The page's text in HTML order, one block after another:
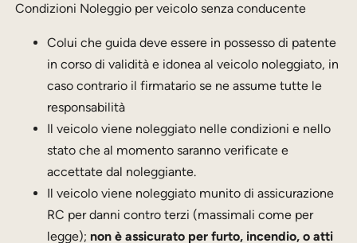
Condizioni Noleggio per veicolo senza conducente
Colui che guida deve essere in possesso di patente
in corso di validità e idonea al veicolo noleggiato, in
caso contrario il firmatario se ne assume tutte le
responsabilità
Il veicolo viene noleggiato nelle condizioni e nello
stato che al momento saranno verificate e
accettate dal noleggiante.
Il veicolo viene noleggiato munito di assicurazione
RC per danni contro terzi (massimali come per
legge); non è assicurato per furto, incendio, o atti